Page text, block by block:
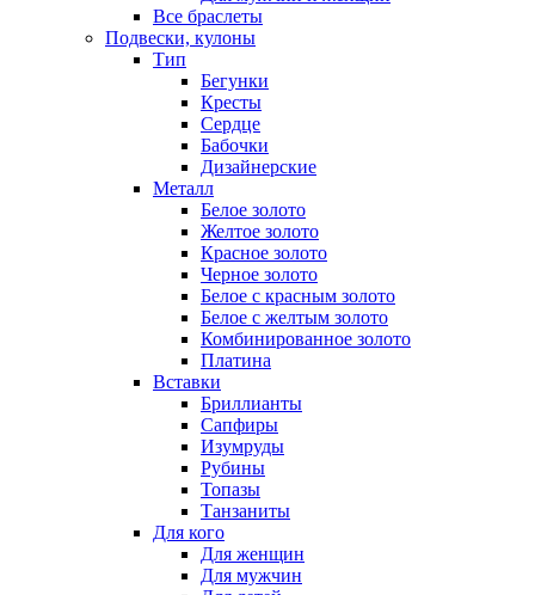
Все браслеты
Подвески, кулоны
Тип
Бегунки
Кресты
Сердце
Бабочки
Дизайнерские
Металл
Белое золото
Желтое золото
Красное золото
Черное золото
Белое с красным золото
Белое с желтым золото
Комбинированное золото
Платина
Вставки
Бриллианты
Сапфиры
Изумруды
Рубины
Топазы
Танзаниты
Для кого
Для женщин
Для мужчин